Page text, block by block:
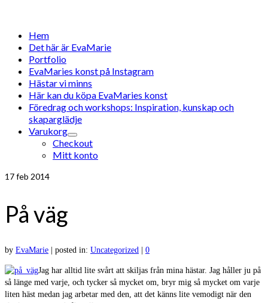
Hem
Det här är EvaMarie
Portfolio
EvaMaries konst på Instagram
Hästar vi minns
Här kan du köpa EvaMaries konst
Föredrag och workshops: Inspiration, kunskap och
skaparglädje
Varukorg
Checkout
Mitt konto
17feb 2014
På väg
by EvaMarie posted in: Uncategorized 0
Jag har alltid lite svårt att skiljas från mina hästar. Jag håller ju på
så länge med varje, och tycker så mycket om, bryr mig så mycket om varje
liten häst medan jag arbetar med den, att det känns lite vemodigt när den